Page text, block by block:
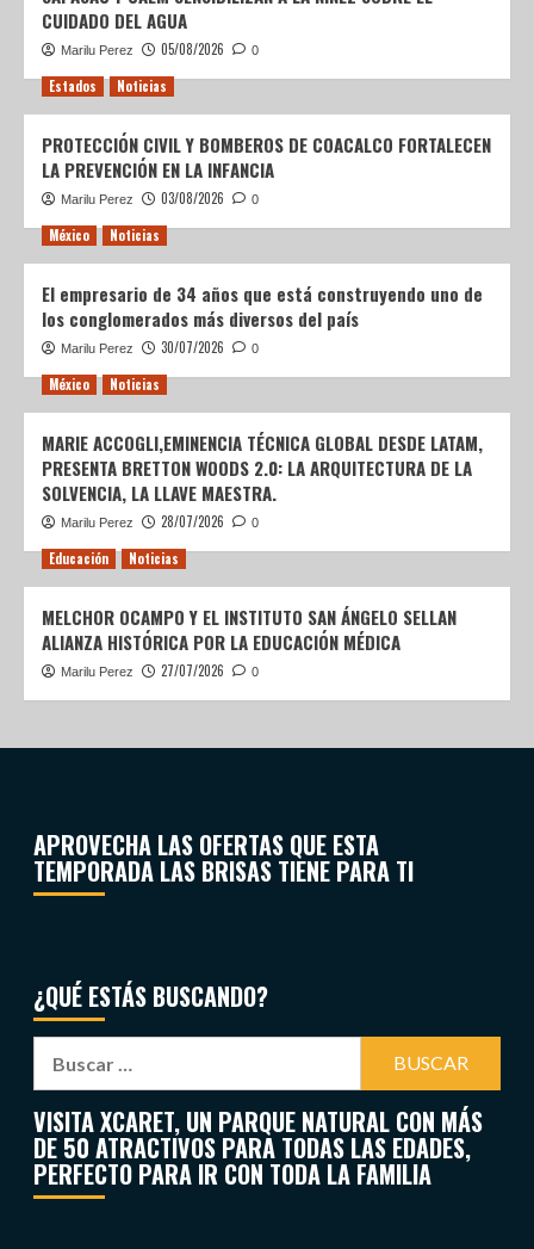
CUIDADO DEL AGUA
Marilu Perez 05/08/2026 0
Estados Noticias
PROTECCIÓN CIVIL Y BOMBEROS DE COACALCO FORTALECEN
LA PREVENCIÓN EN LA INFANCIA
Marilu Perez 03/08/2026 0
México Noticias
El empresario de 34 años que está construyendo uno de
los conglomerados más diversos del país
Marilu Perez 30/07/2026 0
México Noticias
MARIE ACCOGLI,EMINENCIA TÉCNICA GLOBAL DESDE LATAM,
PRESENTA BRETTON WOODS 2.0: LA ARQUITECTURA DE LA
SOLVENCIA, LA LLAVE MAESTRA.
Marilu Perez 28/07/2026 0
Educación Noticias
MELCHOR OCAMPO Y EL INSTITUTO SAN ÁNGELO SELLAN
ALIANZA HISTÓRICA POR LA EDUCACIÓN MÉDICA
Marilu Perez 27/07/2026 0
APROVECHA LAS OFERTAS QUE ESTA
TEMPORADA LAS BRISAS TIENE PARA TI
¿QUÉ ESTÁS BUSCANDO?
VISITA XCARET, UN PARQUE NATURAL CON MÁS
DE 50 ATRACTIVOS PARA TODAS LAS EDADES,
PERFECTO PARA IR CON TODA LA FAMILIA